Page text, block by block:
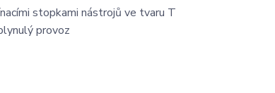
stopkami nástrojů ve tvaru T
provoz